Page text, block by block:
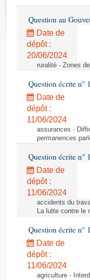
Baromètre de
Dossiers législatifs
Budget et sécurité
Questions écrites et
Comptes rendus des
Question au
Date de
dépôt :
20/06/2024
ruralité - Zones
Question écrite n°
Date de
dépôt :
11/06/2024
assurances -
permanences
Question écrite n°
Date de
dépôt :
11/06/2024
accidents du
La lutte contre le
Question écrite n°
Date de
dépôt :
11/06/2024
agriculture -